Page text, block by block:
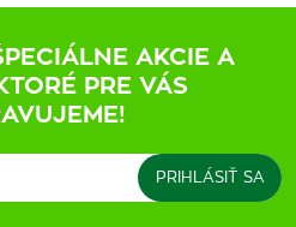
AKCIE A
PRE VÁS